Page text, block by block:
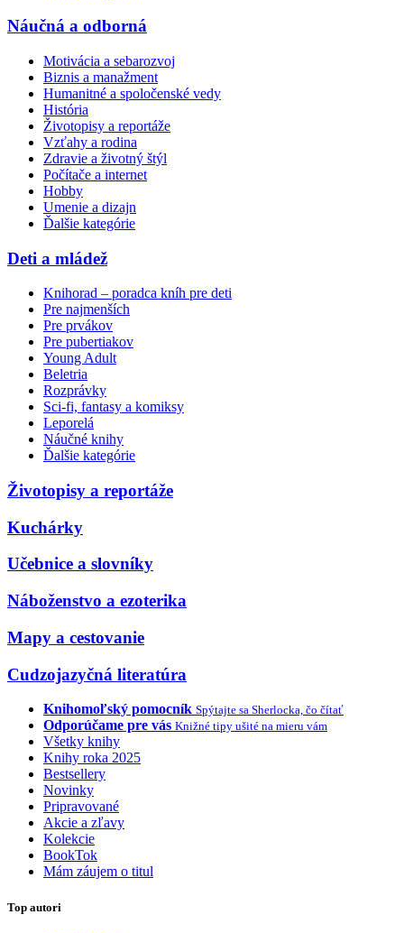
Náučná a odborná
Motivácia a sebarozvoj
Biznis a manažment
Humanitné a spoločenské vedy
História
Životopisy a reportáže
Vzťahy a rodina
Zdravie a životný štýl
Počítače a internet
Hobby
Umenie a dizajn
Ďalšie kategórie
Deti a mládež
Knihorad – poradca kníh pre deti
Pre najmenších
Pre prvákov
Pre pubertiakov
Young Adult
Beletria
Rozprávky
Sci-fi, fantasy a komiksy
Leporelá
Náučné knihy
Ďalšie kategórie
Životopisy a reportáže
Kuchárky
Učebnice a slovníky
Náboženstvo a ezoterika
Mapy a cestovanie
Cudzojazyčná literatúra
Knihomoľský pomocník Spýtajte sa Sherlocka, čo čítať
Odporúčame pre vás Knižné tipy ušité na mieru vám
Všetky knihy
Knihy roka 2025
Bestsellery
Novinky
Pripravované
Akcie a zľavy
Kolekcie
BookTok
Mám záujem o titul
Top autori